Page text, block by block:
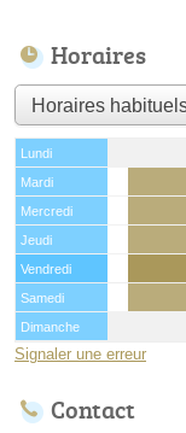
Horaires
Lundi
Mardi
Mercredi
Jeudi
Vendredi
Samedi
Dimanche
Signaler une erreur
Contact